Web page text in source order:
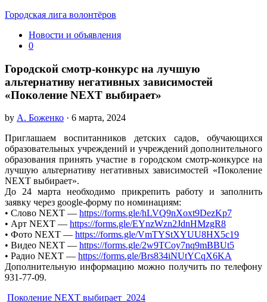
Городская лига волонтёров
Новости и объявления
0
Городской смотр-конкурс на лучшую
альтернативу негативных зависимостей
«Поколение NEXT выбирает»
by А. Боженко · 6 марта, 2024
Приглашаем воспитанников детских садов, обучающихся
образовательных учреждений и учреждений дополнительного
образования принять участие в городском смотр-конкурсе на
лучшую альтернативу негативных зависимостей «Поколение
NEXT выбирает».
До 24 марта необходимо прикрепить работу и заполнить
заявку через google-форму по номинациям:
• Слово NEXT — https://forms.gle/hLVQ9nXoxt9DezKp7
• Арт NEXT — https://forms.gle/EYnzWzn2JdnHMzgR8
• Фото NEXT — https://forms.gle/VmTYStXYUU8HX5c19
• Видео NEXT — https://forms.gle/2w9TCoy7nq9mBBUt5
• Радио NEXT — https://forms.gle/Brs834iNUtYCqX6KA
Дополнительную информацию можно получить по телефону
931-77-09.
Поколение NEXT выбирает_2024